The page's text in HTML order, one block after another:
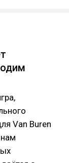
Van Buren